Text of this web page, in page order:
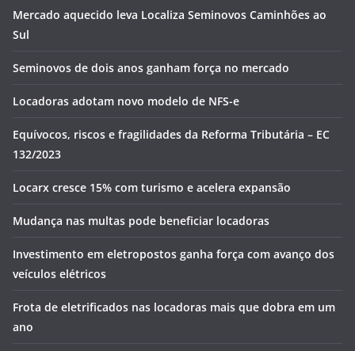
Mercado aquecido leva Localiza Seminovos Caminhões ao
Sul
Seminovos de dois anos ganham força no mercado
Locadoras adotam novo modelo de NFS-e
Equívocos, riscos e fragilidades da Reforma Tributária – EC
132/2023
Locarx cresce 15% com turismo e acelera expansão
Mudança nas multas pode beneficiar locadoras
Investimento em eletropostos ganha força com avanço dos
veículos elétricos
Frota de eletrificados nas locadoras mais que dobra em um
ano